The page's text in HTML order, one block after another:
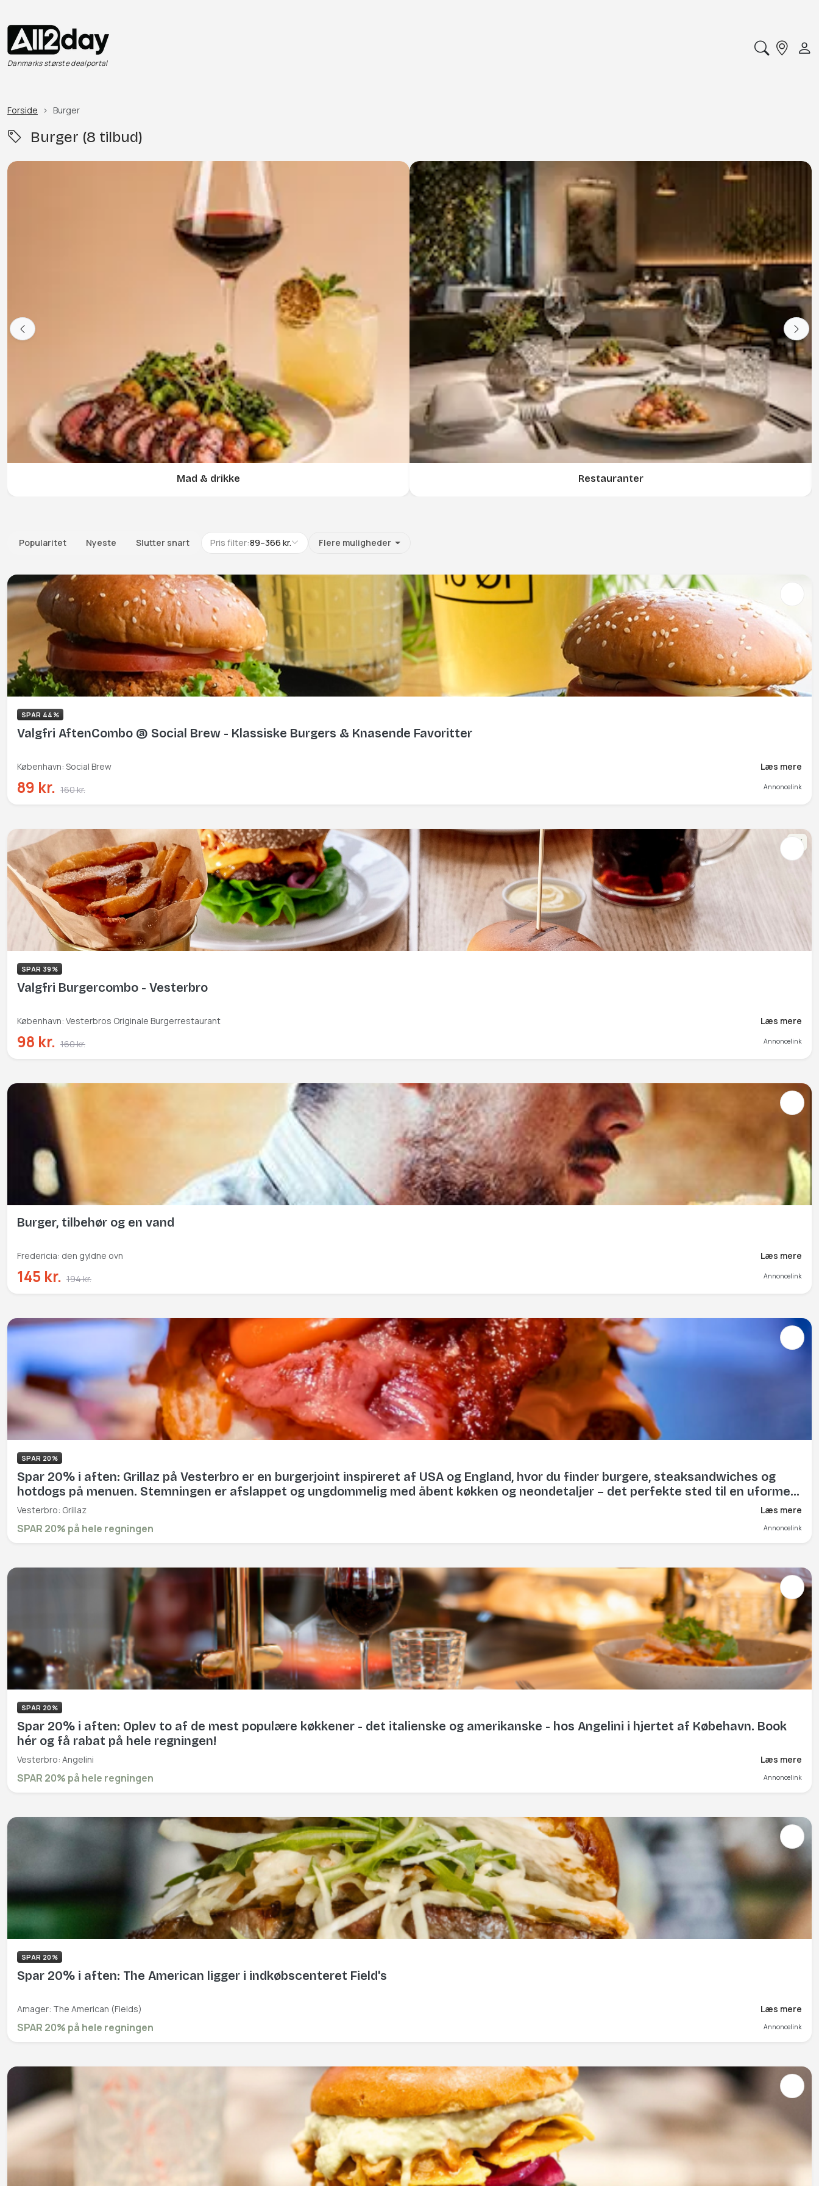
Danmarks største dealportal
Forside Burger
Burger (8 tilbud)
Mad & drikke Restauranter
Popularitet Nyeste Slutter snart Pris filter:89–366 kr. Flere muligheder
SPAR 44%
Valgfri AftenCombo @ Social Brew - Klassiske Burgers & Knasende Favoritter
København: Social Brew Læs mere
89 kr. 160 kr. Annoncelink
NY
SPAR 39%
Valgfri Burgercombo - Vesterbro
København: Vesterbros Originale Burgerrestaurant Læs mere
98 kr. 160 kr. Annoncelink
Burger, tilbehør og en vand
Fredericia: den gyldne ovn Læs mere
145 kr. 194 kr. Annoncelink
SPAR 20%
Spar 20% i aften: Grillaz på Vesterbro er en burgerjoint inspireret af USA og England, hvor du finder burgere, steaksandwiches og
hotdogs på menuen. Stemningen er afslappet og ungdommelig med åbent køkken og neondetaljer – det perfekte sted til en uformel,
saftig og lidt syndig bid mad. Book hér og få rabat på hele regningen!
Vesterbro: Grillaz Læs mere
SPAR 20% på hele regningen Annoncelink
SPAR 20%
Spar 20% i aften: Oplev to af de mest populære køkkener - det italienske og amerikanske - hos Angelini i hjertet af Købehavn. Book
hér og få rabat på hele regningen!
Vesterbro: Angelini Læs mere
SPAR 20% på hele regningen Annoncelink
SPAR 20%
Spar 20% i aften: The American ligger i indkøbscenteret Field's
Amager: The American (Fields) Læs mere
SPAR 20% på hele regningen Annoncelink